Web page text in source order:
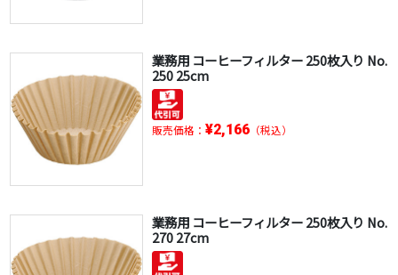
業務用 コーヒーフィルター 250枚入り No.
250 25cm
販売価格： ¥2,166（税込）
業務用 コーヒーフィルター 250枚入り No.
270 27cm